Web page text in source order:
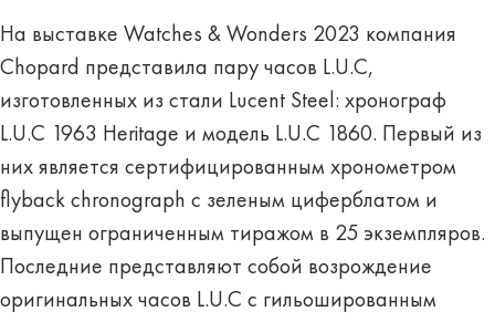
На выставке Watches & Wonders 2023 компания
Chopard представила пару часов L.U.C,
изготовленных из стали Lucent Steel: хронограф
L.U.C 1963 Heritage и модель L.U.C 1860. Первый из
них является сертифицированным хронометром
flyback chronograph с зеленым циферблатом и
выпущен ограниченным тиражом в 25 экземпляров.
Последние представляют собой возрождение
оригинальных часов L.U.C с гильошированным